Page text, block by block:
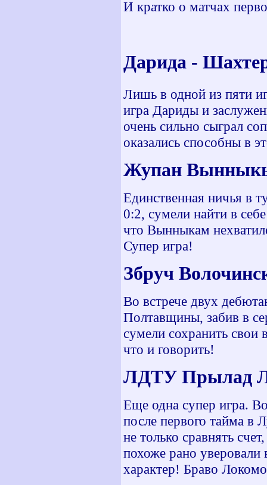
И кратко о матчах
Дарида -
Лишь в одной из пяти
игра Дариды и
очень сильно сыграл
оказались способны в
Жупан
Единственная ничья в
0:2, сумели найти в
что Вынныкам
Супер игра!
Збруч
Во встрече двух
Полтавщины, забив в
сумели сохранить
что и говорить!
ЛДТУ Прылад
Еще одна супер игра.
после первого тайма в
не только сравнять
похоже рано уверовали
характер! Браво